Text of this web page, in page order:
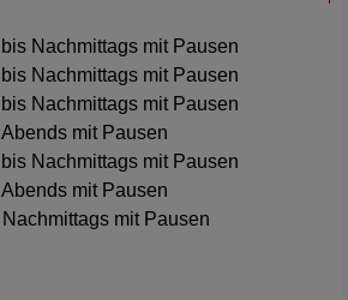
Nachmittags mit Pausen
Nachmittags mit Pausen
Nachmittags mit Pausen
mit Pausen
Nachmittags mit Pausen
mit Pausen
mit Pausen